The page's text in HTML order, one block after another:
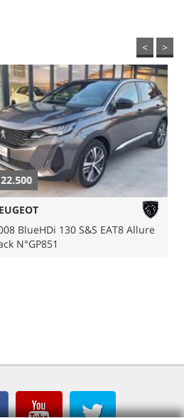
< >
BlueHDi 130 S&S EAT8 Allure
N°GP851